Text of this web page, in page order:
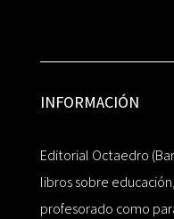
INFORMACIÓN
Editorial Octaedro
libros sobre
profesorado como